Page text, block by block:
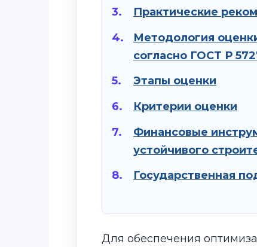
Практические
Методология
согласно ГОСТ Р
Этапы оценки
Критерии оценки
Финансовые
устойчивого
Государственная
Для обеспечения